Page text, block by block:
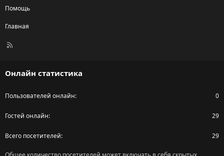
Помощь
Главная
R
Онлайн статистика
Пользователей онлайн 0
Гостей онлайн 29
Всего посетителей 29